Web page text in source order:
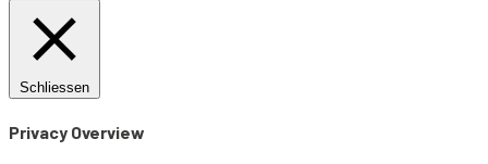
Schliessen
Privacy Overview